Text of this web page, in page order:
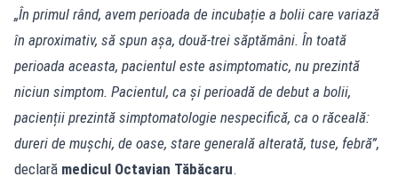
„În primul rând, avem perioada de incubație a bolii care variază
în aproximativ, să spun așa, două-trei săptămâni. În toată
perioada aceasta, pacientul este asimptomatic, nu prezintă
niciun simptom. Pacientul, ca și perioadă de debut a bolii,
pacienții prezintă simptomatologie nespecifică, ca o răceală:
dureri de mușchi, de oase, stare generală alterată, tuse, febră”,
declară medicul Octavian Tăbăcaru.